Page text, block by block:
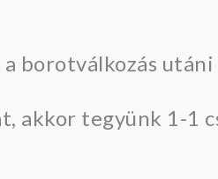
borotválkozás utáni
akkor tegyünk 1-1